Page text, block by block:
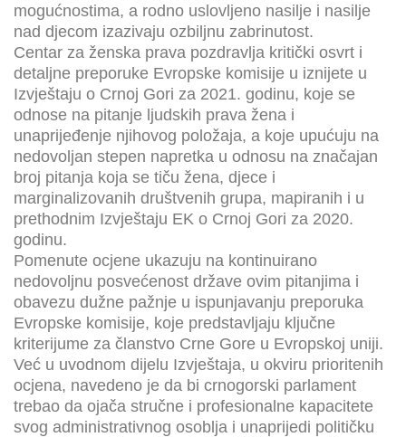
mogućnostima, a rodno uslovljeno nasilje i nasilje
nad djecom izazivaju ozbiljnu zabrinutost.
Centar za ženska prava pozdravlja kritički osvrt i
detaljne preporuke Evropske komisije u iznijete u
Izvještaju o Crnoj Gori za 2021. godinu, koje se
odnose na pitanje ljudskih prava žena i
unaprijeđenje njihovog položaja, a koje upućuju na
nedovoljan stepen napretka u odnosu na značajan
broj pitanja koja se tiču žena, djece i
marginalizovanih društvenih grupa, mapiranih i u
prethodnim Izvještaju EK o Crnoj Gori za 2020.
godinu.
Pomenute ocjene ukazuju na kontinuirano
nedovoljnu posvećenost države ovim pitanjima i
obavezu dužne pažnje u ispunjavanju preporuka
Evropske komisije, koje predstavljaju ključne
kriterijume za članstvo Crne Gore u Evropskoj uniji.
Već u uvodnom dijelu Izvještaja, u okviru prioritenih
ocjena, navedeno je da bi crnogorski parlament
trebao da ojača stručne i profesionalne kapacitete
svog administrativnog osoblja i unaprijedi političku